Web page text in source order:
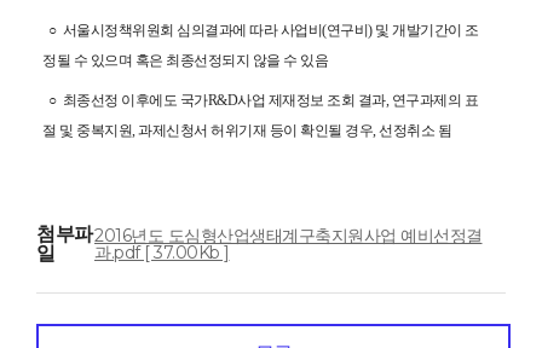
○ 서울시정책위원회 심의결과에 따라 사업비(연구비) 및 개발기간이 조
정될 수 있으며 혹은 최종선정되지 않을 수 있음
○ 최종선정 이후에도 국가R&D사업 제재정보 조회 결과, 연구과제의 표
절 및 중복지원, 과제신청서 허위기재 등이 확인될 경우, 선정취소 됨
첨부파
일
2016년도 도심형산업생태계구축지원사업 예비선정결
과.pdf [ 37.00Kb ]